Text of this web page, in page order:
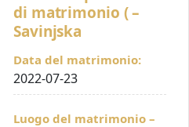
di matrimonio ( –
Savinjska
Data del matrimonio:
2022-07-23
Luogo del matrimonio –